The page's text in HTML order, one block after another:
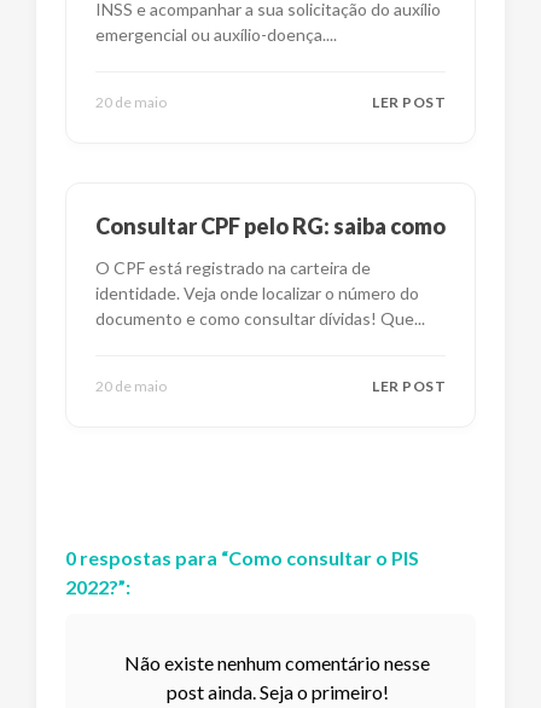
INSS e acompanhar a sua solicitação do auxílio
emergencial ou auxílio-doença....
20 de maio LER POST
Consultar CPF pelo RG: saiba como
O CPF está registrado na carteira de
identidade. Veja onde localizar o número do
documento e como consultar dívidas! Que...
20 de maio LER POST
0 respostas para “Como consultar o PIS
2022?”:
Não existe nenhum comentário nesse
post ainda. Seja o primeiro!